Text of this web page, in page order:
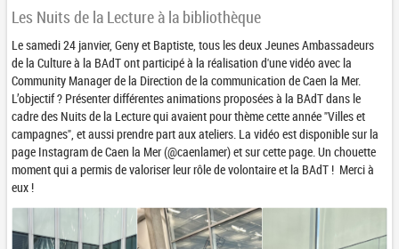
Les Nuits de la Lecture à la bibliothèque
Le samedi 24 janvier, Geny et Baptiste, tous les deux Jeunes Ambassadeurs
de la Culture à la BAdT ont participé à la réalisation d'une vidéo avec la
Community Manager de la Direction de la communication de Caen la Mer.
L’objectif ? Présenter différentes animations proposées à la BAdT dans le
cadre des Nuits de la Lecture qui avaient pour thème cette année "Villes et
campagnes", et aussi prendre part aux ateliers. La vidéo est disponible sur la
page Instagram de Caen la Mer (@caenlamer) et sur cette page. Un chouette
moment qui a permis de valoriser leur rôle de volontaire et la BAdT ! Merci à
eux !